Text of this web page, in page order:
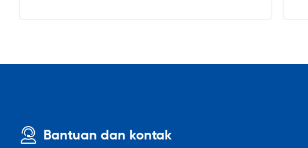
Bantuan dan kontak